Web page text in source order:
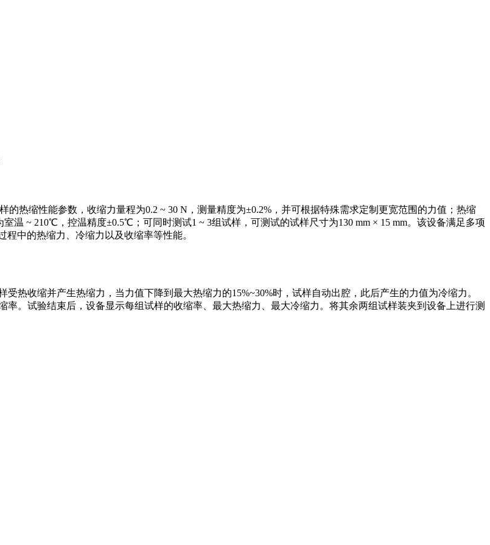
的热缩性能参数，收缩力量程为0.2 ~ 30 N，测量精度为±0.2%，并可根据特殊需求定制更宽范围的力值；热缩
温 ~ 210℃，控温精度±0.5℃；可同时测试1 ~ 3组试样，可测试的试样尺寸为130 mm × 15 mm。该设备满足多项
程中的热缩力、冷缩力以及收缩率等性能。
热收缩并产生热缩力，当力值下降到最大热缩力的15%~30%时，试样自动出腔，此后产生的力值为冷缩力。
。试验结束后，设备显示每组试样的收缩率、最大热缩力、最大冷缩力。将其余两组试样装夹到设备上进行测